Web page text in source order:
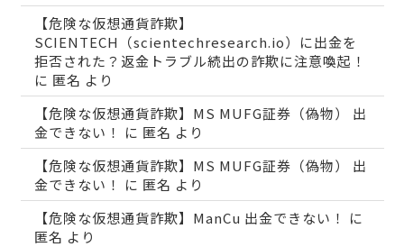
【危険な仮想通貨詐欺】
SCIENTECH（scientechresearch.io）に出金を
拒否された？返金トラブル続出の詐欺に注意喚起！
に 匿名 より
【危険な仮想通貨詐欺】MS MUFG証券（偽物） 出
金できない！
に 匿名 より
【危険な仮想通貨詐欺】MS MUFG証券（偽物） 出
金できない！
に 匿名 より
【危険な仮想通貨詐欺】ManCu 出金できない！
に
匿名 より